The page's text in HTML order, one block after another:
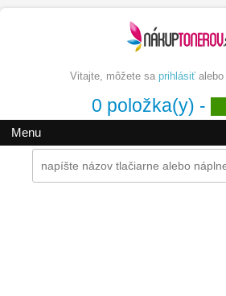
Vitajte, môžete sa prihlásiťalebo
0 položka(y) -
Menu